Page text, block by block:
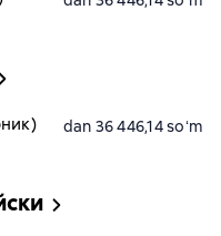
dan 36 446,14 soʻm